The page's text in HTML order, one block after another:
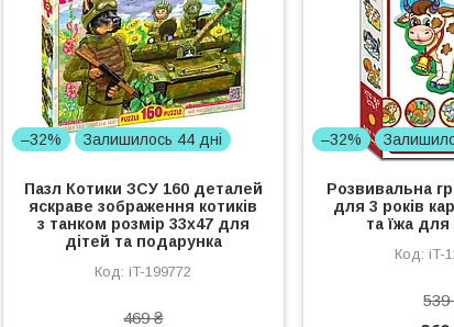
–32% Залишилось 44 дні
Пазл Котики ЗСУ 160 деталей
яскраве зображення котиків
з танком розмір 33x47 для
дітей та подарунка
iT-199772
469 ₴
–32%
Розвивальна
для 3 років
та їжа
iT-
539